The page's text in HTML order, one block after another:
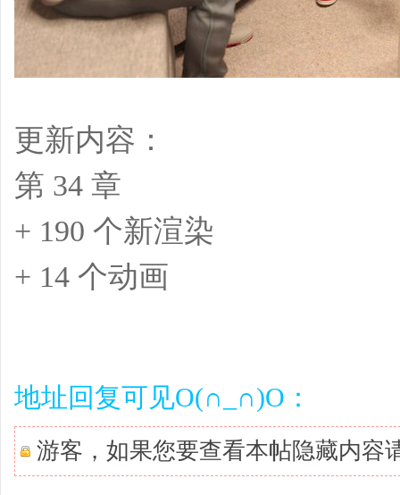
更新内容：
第 34 章
+ 190 个新渲染
+ 14 个动画
地址回复可见O(∩_∩)O：
游客，如果您要查看本帖隐藏内容